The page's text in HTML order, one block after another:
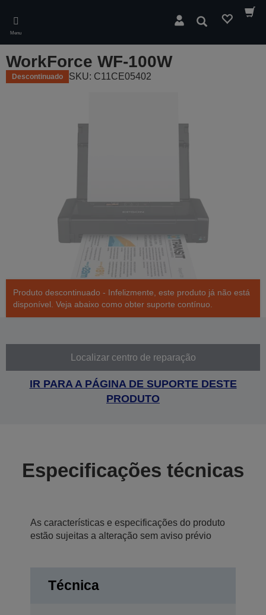
main
content
Menu
Pesquisar
WorkForce WF-100W
Descontinuado SKU: C11CE05402
Produto descontinuado - Infelizmente, este produto já não está
disponível. Veja abaixo como obter suporte contínuo.
Localizar centro de reparação
IR PARA A PÁGINA DE SUPORTE DESTE
PRODUTO
Especificações técnicas
As características e especificações do produto
estão sujeitas a alteração sem aviso prévio
Técnica